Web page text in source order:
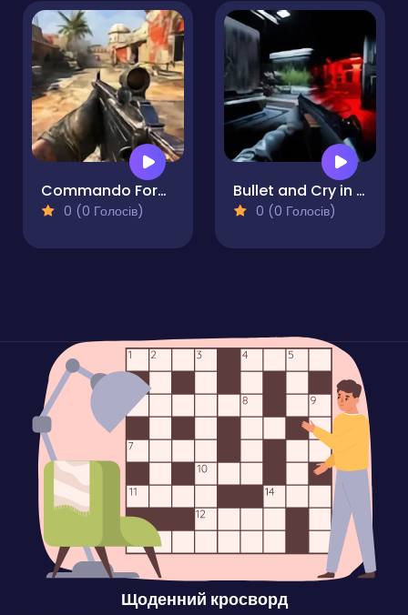
Commando Force 2
0 (0 Голосів)
Bullet and Cry in Space
0 (0 Голосів)
Щоденний кросворд